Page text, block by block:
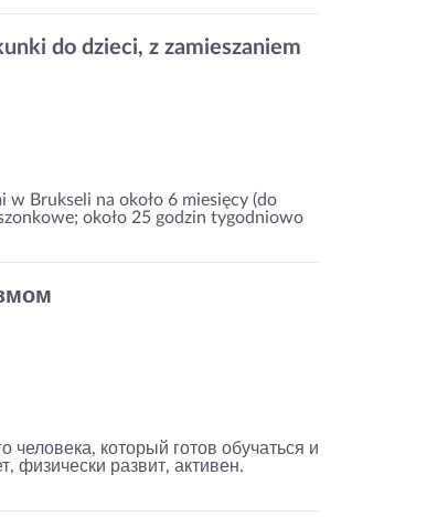
do dzieci, z zamieszaniem
w Brukseli na około 6 miesięcy (do
około 25 godzin tygodniowo
который готов обучаться и
физически развит, активен.